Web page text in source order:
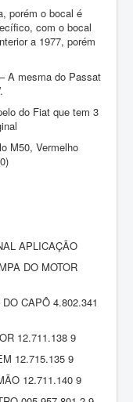
porém o bocal é
com o bocal
a 1977, porém
A mesma do Passat
do Fiat que tem 3
M50, Vermelho
APLICAÇÃO
DO MOTOR
CAPÔ 4.802.341
12.711.138 9
12.715.135 9
12.711.140 9